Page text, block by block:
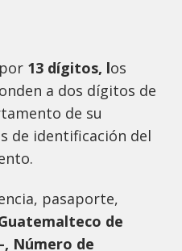
13 dígitos, los
a dos dígitos de
de su
de identificación del
pasaporte,
de
, Número de